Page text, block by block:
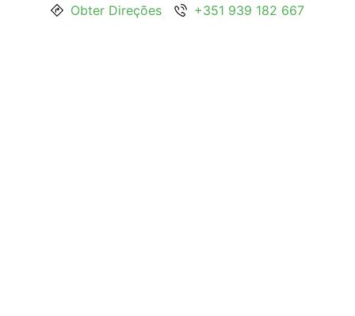
Obter Direções +351 939 182 667